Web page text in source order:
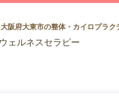
大阪府大東市の整体・カイロプラ